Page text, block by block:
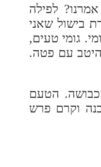
לפילה
בישול שאני
גומי טעים,
היטב עם פטה.
הטעם
וקרם פרש